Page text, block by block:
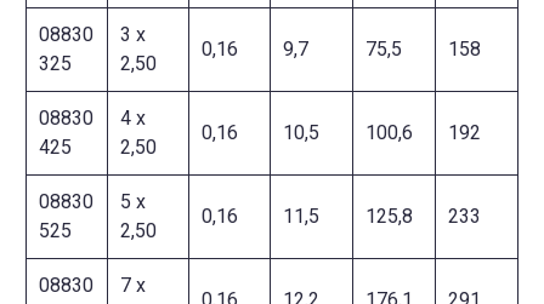
08830
325
3 x
2,50
0,16 9,7 75,5 158
08830
425
4 x
2,50
0,16 10,5 100,6 192
08830
525
5 x
2,50
0,16 11,5 125,8 233
08830
7 x